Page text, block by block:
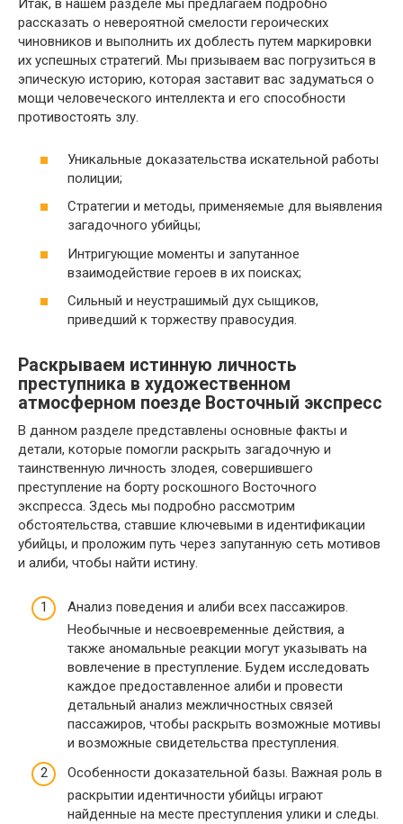
Итак, в нашем разделе мы предлагаем подробно
рассказать о невероятной смелости героических
чиновников и выполнить их доблесть путем маркировки
их успешных стратегий. Мы призываем вас погрузиться в
эпическую историю, которая заставит вас задуматься о
мощи человеческого интеллекта и его способности
противостоять злу.
Уникальные доказательства искательной работы
полиции;
Стратегии и методы, применяемые для выявления
загадочного убийцы;
Интригующие моменты и запутанное
взаимодействие героев в их поисках;
Сильный и неустрашимый дух сыщиков,
приведший к торжеству правосудия.
Раскрываем истинную личность
преступника в художественном
атмосферном поезде Восточный экспресс
В данном разделе представлены основные факты и
детали, которые помогли раскрыть загадочную и
таинственную личность злодея, совершившего
преступление на борту роскошного Восточного
экспресса. Здесь мы подробно рассмотрим
обстоятельства, ставшие ключевыми в идентификации
убийцы, и проложим путь через запутанную сеть мотивов
и алиби, чтобы найти истину.
Анализ поведения и алиби всех пассажиров.
Необычные и несвоевременные действия, а
также аномальные реакции могут указывать на
вовлечение в преступление. Будем исследовать
каждое предоставленное алиби и провести
детальный анализ межличностных связей
пассажиров, чтобы раскрыть возможные мотивы
и возможные свидетельства преступления.
Особенности доказательной базы. Важная роль в
раскрытии идентичности убийцы играют
найденные на месте преступления улики и следы.